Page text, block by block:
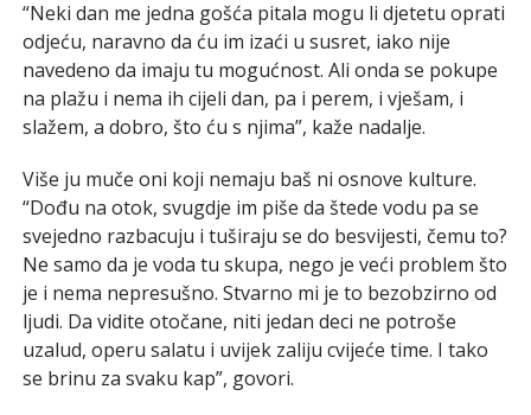
“Neki dan me jedna gošća pitala mogu li djetetu oprati
odjeću, naravno da ću im izaći u susret, iako nije
navedeno da imaju tu mogućnost. Ali onda se pokupe
na plažu i nema ih cijeli dan, pa i perem, i vješam, i
slažem, a dobro, što ću s njima”, kaže nadalje.
Više ju muče oni koji nemaju baš ni osnove kulture.
“Dođu na otok, svugdje im piše da štede vodu pa se
svejedno razbacuju i tuširaju se do besvijesti, čemu to?
Ne samo da je voda tu skupa, nego je veći problem što
je i nema nepresušno. Stvarno mi je to bezobzirno od
ljudi. Da vidite otočane, niti jedan deci ne potroše
uzalud, operu salatu i uvijek zaliju cvijeće time. I tako
se brinu za svaku kap”, govori.